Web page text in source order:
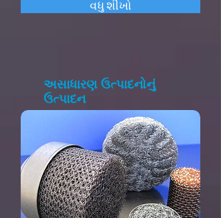
વધુ શીખો
અસાધારણ ઉત્પાદનોનું
ઉત્પાદન